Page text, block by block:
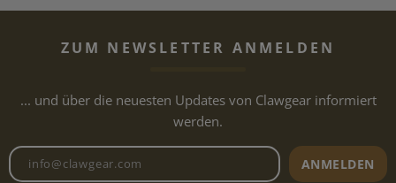
ZUM NEWSLETTER ANMELDEN
... und über die neuesten Updates von Clawgear informiert
werden.
Newsletter E-Mail-Adresse
ANMELDEN